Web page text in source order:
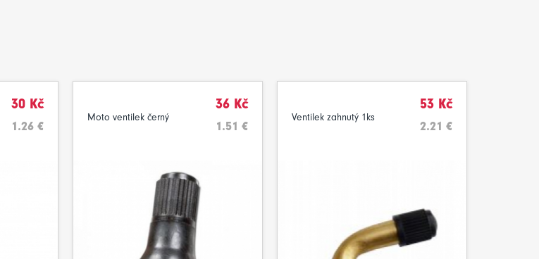
30 Kč
1.26 €
Moto ventilek černý
36 Kč
1.51 €
Ventilek zahnutý 1ks
53 Kč
2.21 €